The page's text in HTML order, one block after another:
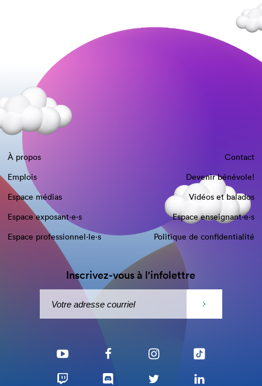
À propos
Contact
Emplois
Devenir bénévole!
Espace médias
Vidéos et balados
Espace exposant·e⋅s
Espace enseignant·e⋅s
Espace professionnel·le⋅s
Politique de confidentialité
Inscrivez-vous à l'infolettre